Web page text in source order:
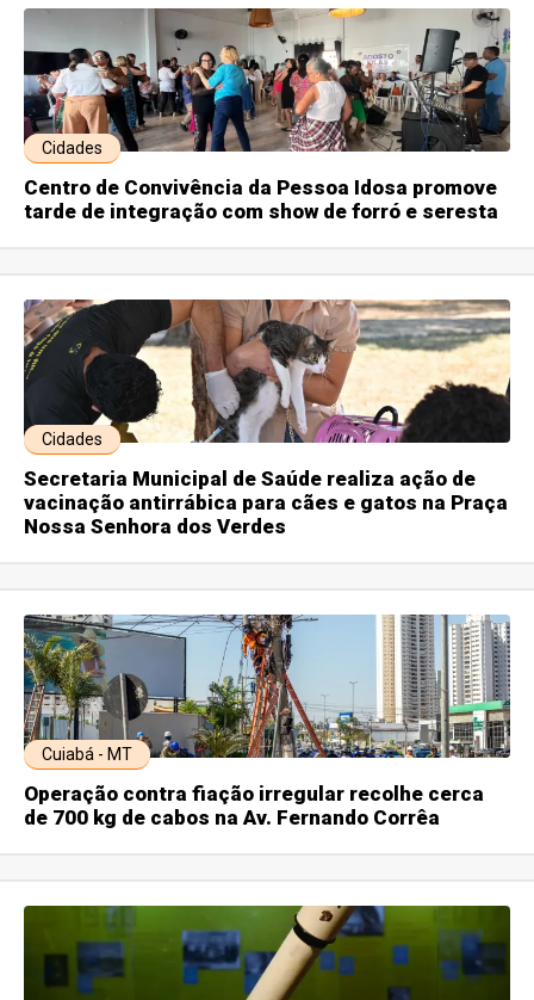
Cidades
Centro de Convivência da Pessoa Idosa promove
tarde de integração com show de forró e seresta
Cidades
Secretaria Municipal de Saúde realiza ação de
vacinação antirrábica para cães e gatos na Praça
Nossa Senhora dos Verdes
Cuiabá - MT
Operação contra fiação irregular recolhe cerca
de 700 kg de cabos na Av. Fernando Corrêa